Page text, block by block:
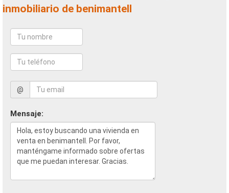
inmobiliario de benimantell
@
Mensaje: